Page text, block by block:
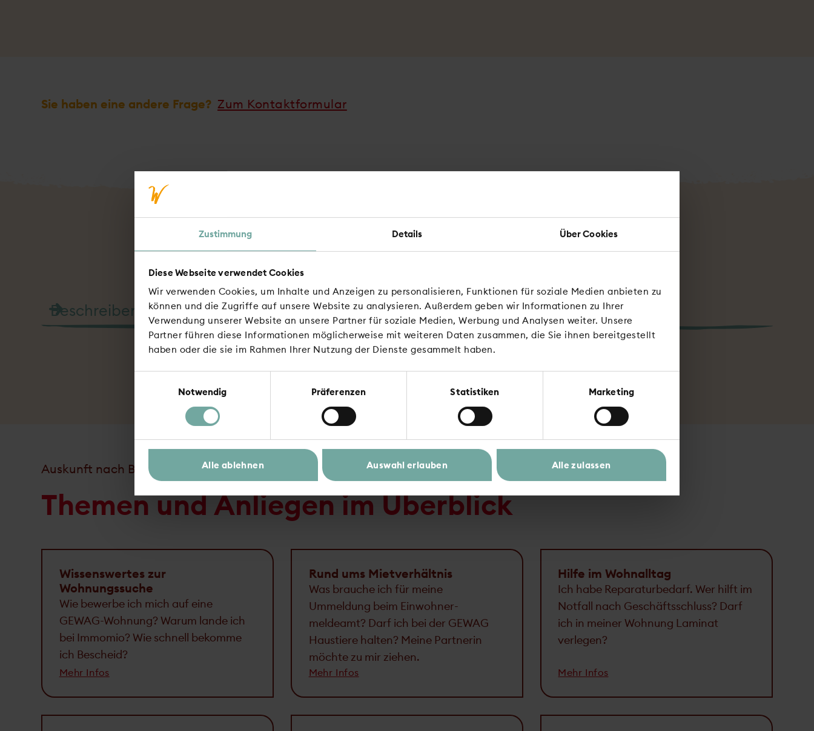
Zustimmung Details Über Cookies
Diese Webseite verwendet Cookies
Wir verwenden Cookies, um Inhalte und Anzeigen zu personalisieren, Funktionen für soziale Medien anbieten zu
können und die Zugriffe auf unsere Website zu analysieren. Außerdem geben wir Informationen zu Ihrer
Verwendung unserer Website an unsere Partner für soziale Medien, Werbung und Analysen weiter. Unsere
Partner führen diese Informationen möglicherweise mit weiteren Daten zusammen, die Sie ihnen bereitgestellt
haben oder die sie im Rahmen Ihrer Nutzung der Dienste gesammelt haben.
Notwendig
Präferenzen Statistiken Marketing
Alle ablehnen Auswahl erlauben Alle zulassen
Sie haben eine andere Frage? Zum Kontaktformular
Direkt zum Ziel
Sie haben eine andere Frage?
Suchen
Auskunft nach Bedarf
Themen und Anliegen im Überblick
Wissenswertes zur
Wohnungssuche
Wie bewerbe ich mich auf eine
GEWAG-Wohnung? Warum lande ich
bei Immomio? Wie schnell bekomme
ich Bescheid?
Mehr Infos
Rund ums Mietverhältnis
Was brauche ich für meine
Ummeldung beim Einwohner­
meldeamt? Darf ich bei der GEWAG
Haustiere halten? Meine Partnerin
möchte zu mir ziehen.
Mehr Infos
Hilfe im Wohnalltag
Ich habe Reparaturbedarf. Wer hilft im
Notfall nach Geschäftsschluss? Darf
ich in meiner Wohnung Laminat
verlegen?
Mehr Infos